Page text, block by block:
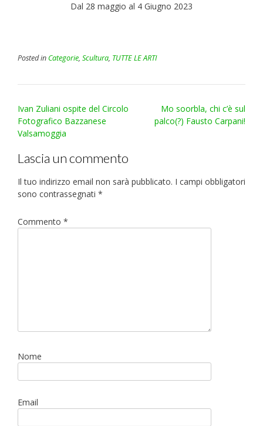
Dal 28 maggio al 4 Giugno 2023
Posted in Categorie, Scultura, TUTTE LE ARTI
Post
navigation
Ivan Zuliani ospite del Circolo
Fotografico Bazzanese
Valsamoggia
Mo soorbla, chi c’è sul
palco(?) Fausto Carpani!
Lascia un commento
Il tuo indirizzo email non sarà pubblicato. I campi obbligatori
sono contrassegnati *
Commento *
Nome
Email